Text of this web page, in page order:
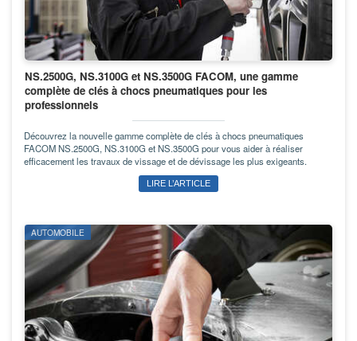
NS.2500G, NS.3100G et NS.3500G FACOM, une gamme
complète de clés à chocs pneumatiques pour les
professionnels
Découvrez la nouvelle gamme complète de clés à chocs pneumatiques
FACOM NS.2500G, NS.3100G et NS.3500G pour vous aider à réaliser
efficacement les travaux de vissage et de dévissage les plus exigeants.
LIRE L’ARTICLE
AUTOMOBILE